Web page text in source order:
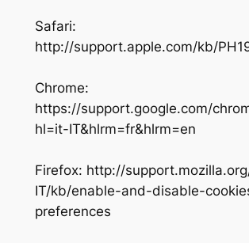
Safari:
http://support.apple.com/kb/
Chrome:
https://support.google.com/
hl=it-IT&hlrm=fr&hlrm=en
Firefox: http://
IT/kb/enable-and-disable-
preferences